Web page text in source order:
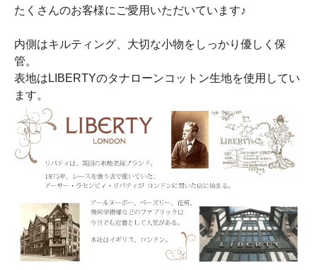
たくさんのお客様にご愛用いただいています♪
内側はキルティング、大切な小物をしっかり優しく保
管。
表地はLIBERTYのタナローンコットン生地を使用してい
ます。